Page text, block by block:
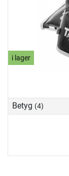
i lager
Betyg (4)